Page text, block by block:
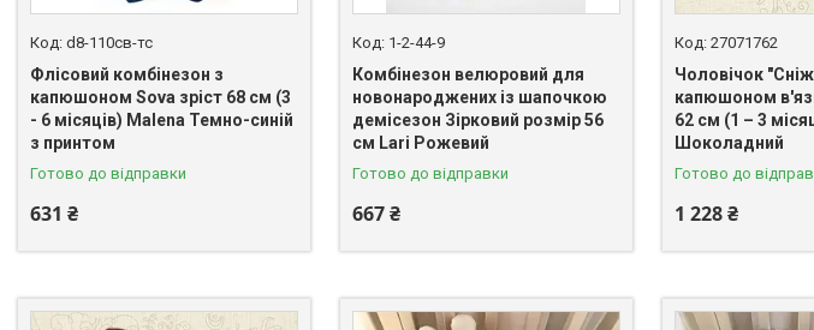
d8-110св-тс
Флісовий комбінезон з
капюшоном Sova зріст 68 см (3
- 6 місяців) Malena Темно-синій
з принтом
Готово до відправки
631 ₴
1-2-44-9
Комбінезон велюровий для
новонароджених із шапочкою
демісезон Зірковий розмір 56
см Lari Рожевий
Готово до відправки
667 ₴
27071762
Чоловічок
капюшоном
62 см (1 – 3
Шоколадний
Готово до
1 228 ₴